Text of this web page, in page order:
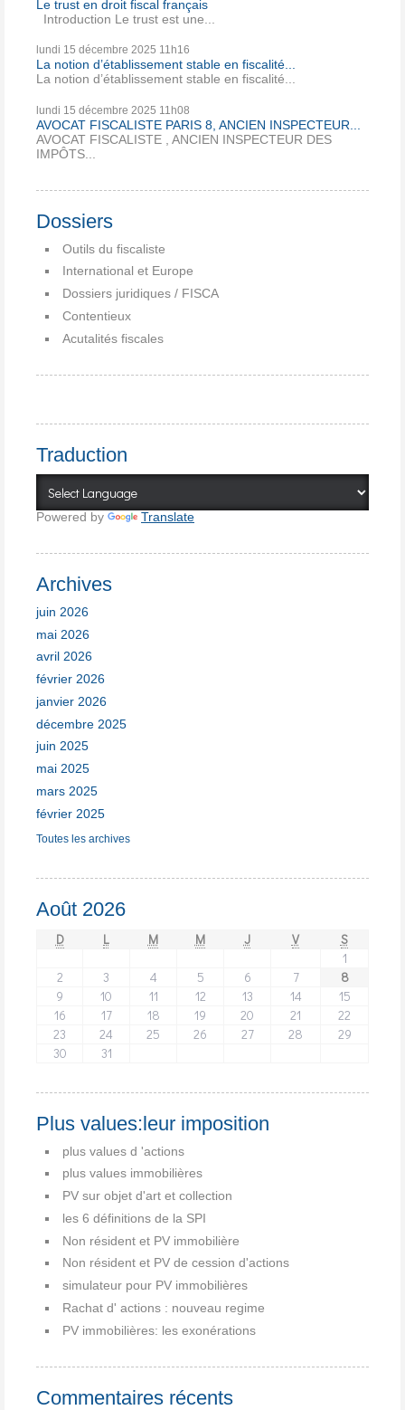
Le trust en droit fiscal français
Introduction Le trust est une...
lundi 15 décembre 2025 11h16
La notion d’établissement stable en fiscalité...
La notion d’établissement stable en fiscalité...
lundi 15 décembre 2025 11h08
AVOCAT FISCALISTE PARIS 8, ANCIEN INSPECTEUR...
AVOCAT FISCALISTE , ANCIEN INSPECTEUR DES
IMPÔTS...
Dossiers
Outils du fiscaliste
International et Europe
Dossiers juridiques / FISCA
Contentieux
Acutalités fiscales
Traduction
Powered by Translate
Archives
juin 2026
mai 2026
avril 2026
février 2026
janvier 2026
décembre 2025
juin 2025
mai 2025
mars 2025
février 2025
Toutes les archives
Août 2026
D L M M J V
S
1
2
3 4 5 6 7
8
9
10 11 12 13 14
15
16
17 18 19 20 21
22
23
24 25 26 27 28
29
30
31
Plus values:leur imposition
plus values d 'actions
plus values immobilières
PV sur objet d'art et collection
les 6 définitions de la SPI
Non résident et PV immobilière
Non résident et PV de cession d'actions
simulateur pour PV immobilières
Rachat d' actions : nouveau regime
PV immobilières: les exonérations
Commentaires récents